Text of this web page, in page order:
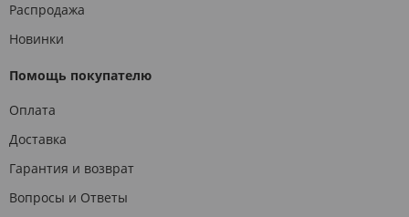
Распродажа
Новинки
Помощь покупателю
Оплата
Доставка
Гарантия и возврат
Вопросы и Ответы